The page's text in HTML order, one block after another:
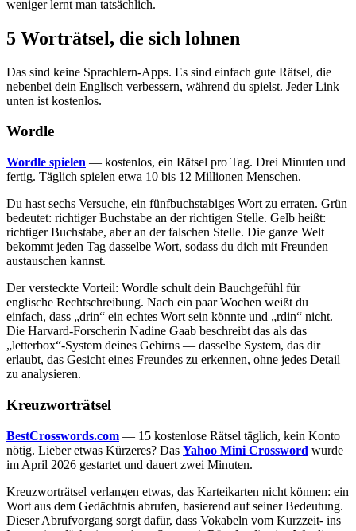
weniger lernt man tatsächlich.
5 Worträtsel, die sich lohnen
Das sind keine Sprachlern-Apps. Es sind einfach gute Rätsel, die
nebenbei dein Englisch verbessern, während du spielst. Jeder Link
unten ist kostenlos.
Wordle
Wordle spielen — kostenlos, ein Rätsel pro Tag. Drei Minuten und
fertig. Täglich spielen etwa 10 bis 12 Millionen Menschen.
Du hast sechs Versuche, ein fünfbuchstabiges Wort zu erraten. Grün
bedeutet: richtiger Buchstabe an der richtigen Stelle. Gelb heißt:
richtiger Buchstabe, aber an der falschen Stelle. Die ganze Welt
bekommt jeden Tag dasselbe Wort, sodass du dich mit Freunden
austauschen kannst.
Der versteckte Vorteil: Wordle schult dein Bauchgefühl für
englische Rechtschreibung. Nach ein paar Wochen weißt du
einfach, dass „drin“ ein echtes Wort sein könnte und „rdin“ nicht.
Die Harvard-Forscherin Nadine Gaab beschreibt das als das
„letterbox“-System deines Gehirns — dasselbe System, das dir
erlaubt, das Gesicht eines Freundes zu erkennen, ohne jedes Detail
zu analysieren.
Kreuzworträtsel
BestCrosswords.com — 15 kostenlose Rätsel täglich, kein Konto
nötig. Lieber etwas Kürzeres? Das Yahoo Mini Crossword wurde
im April 2026 gestartet und dauert zwei Minuten.
Kreuzworträtsel verlangen etwas, das Karteikarten nicht können: ein
Wort aus dem Gedächtnis abrufen, basierend auf seiner Bedeutung.
Dieser Abrufvorgang sorgt dafür, dass Vokabeln vom Kurzzeit- ins